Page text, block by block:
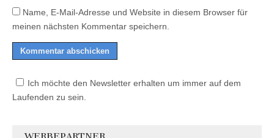
Name, E-Mail-Adresse und Website in diesem Browser für
meinen nächsten Kommentar speichern.
Ich möchte den Newsletter erhalten um immer auf dem
Laufenden zu sein.